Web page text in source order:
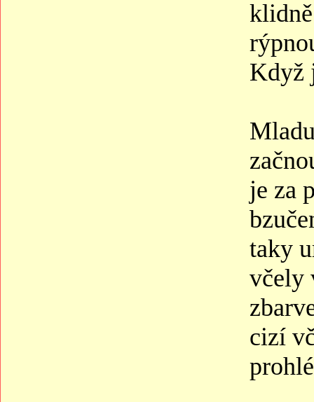
Když
je za
taky
včely
cizí